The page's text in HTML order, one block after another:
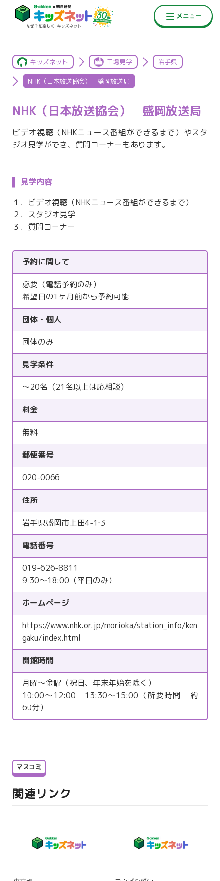
キッズネット 工場見学 岩手県
NHK（日本放送協会） 盛岡放送局
NHK（日本放送協会） 盛岡放送局
ビデオ視聴（NHKニュース番組ができるまで）やスタ
ジオ見学ができ、質問コーナーもあります。
見学内容
１．ビデオ視聴（NHKニュース番組ができるまで）
２．スタジオ見学
３．質問コーナー
予約に関して
必要（電話予約のみ）
希望日の1ヶ月前から予約可能
団体・個人
団体のみ
見学条件
～20名（21名以上は応相談）
料金
無料
郵便番号
020-0066
住所
岩手県盛岡市上田4-1‐3
電話番号
019-626-8811
9:30～18:00（平日のみ）
ホームページ
https://www.nhk.or.jp/morioka/station_info/ken
gaku/index.html
開館時間
月曜～金曜（祝日、年末年始を除く）
10:00～12:00 13:30～15:00（所要時間 約
60分）
マスコミ
関連リンク